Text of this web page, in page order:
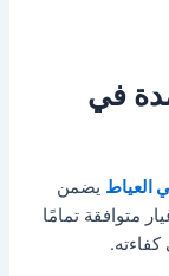
في
العياط يضمن
متوافقة تمامًا